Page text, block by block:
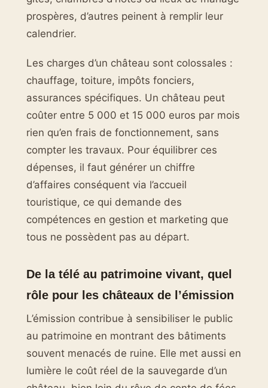
prospères, d’autres peinent à remplir leur
calendrier.
Les charges d’un château sont colossales :
chauffage, toiture, impôts fonciers,
assurances spécifiques. Un château peut
coûter entre 5 000 et 15 000 euros par mois
rien qu’en frais de fonctionnement, sans
compter les travaux. Pour équilibrer ces
dépenses, il faut générer un chiffre
d’affaires conséquent via l’accueil
touristique, ce qui demande des
compétences en gestion et marketing que
tous ne possèdent pas au départ.
De la télé au patrimoine vivant, quel
rôle pour les châteaux de l’émission
L’émission contribue à sensibiliser le public
au patrimoine en montrant des bâtiments
souvent menacés de ruine. Elle met aussi en
lumière le coût réel de la sauvegarde d’un